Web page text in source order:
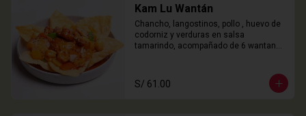
Kam Lu Wantán
Chancho, langostinos, pollo , huevo de
codorniz y verduras en salsa
tamarindo, acompañado de 6 wantanes
S/ 61.00